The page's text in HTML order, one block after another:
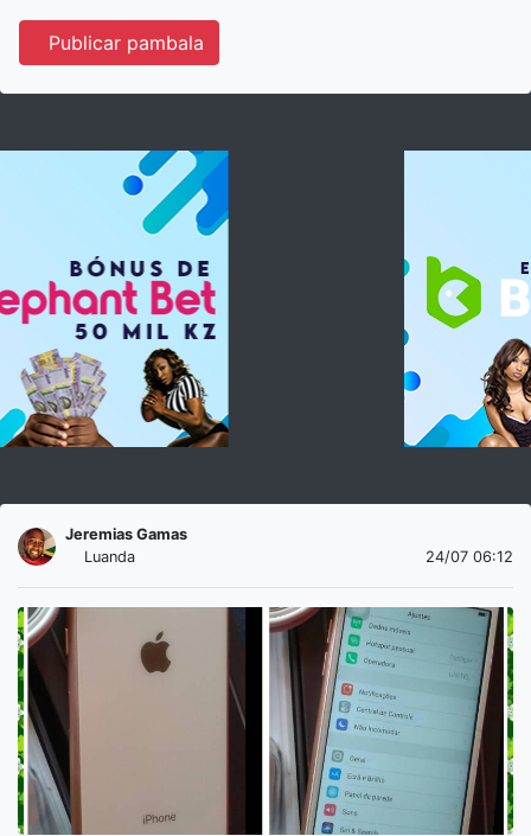
Publicar pambala
Jeremias Gamas
Luanda
24/07 06:12